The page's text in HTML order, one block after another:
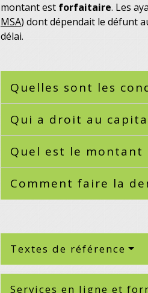
montant est forfaitaire. Les
MSA) dont dépendait le défunt
délai.
Quelles sont les
Qui a droit au
Quel est le montant
Comment faire la
Textes de référence
Services en ligne et